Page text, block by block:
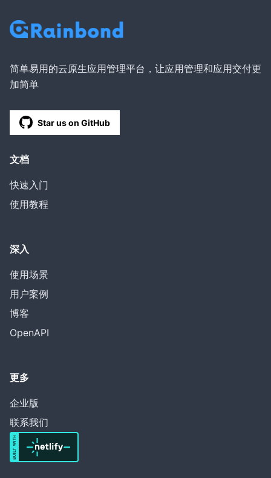
简单易用的云原生应用管理平台，让应用管理和应用交付更
加简单
Star us on GitHub
文档
快速入门
使用教程
深入
使用场景
用户案例
博客
OpenAPI
更多
企业版
联系我们